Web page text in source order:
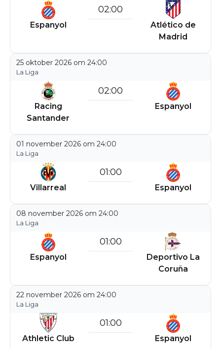
Espanyol
02:00
Atlético de
Madrid
25 oktober 2026 om 24:00
La Liga
Racing
Santander
02:00
Espanyol
01 november 2026 om 24:00
La Liga
Villarreal
01:00
Espanyol
08 november 2026 om 24:00
La Liga
Espanyol
01:00
Deportivo La
Coruña
22 november 2026 om 24:00
La Liga
Athletic Club
01:00
Espanyol